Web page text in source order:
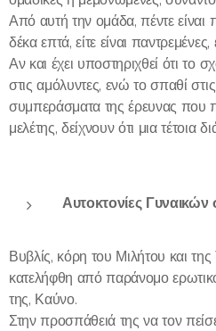
Από αυτή την ομάδα, πέντε είναι
δέκα επτά, είτε είναι
Αν και έχει υποστηριχθεί ότι το
στις αμόλυντες, ενώ το σπαθί
συμπεράσματα της έρευνας που
μελέτης, δείχνουν ότι μια τέτοια
Αυτοκτονίες Γυναικών
Βυβλίς, κόρη του Μιλήτου και
κατελήφθη από παράνομο
της, Καύνο.
Στην προσπάθειά της να τον